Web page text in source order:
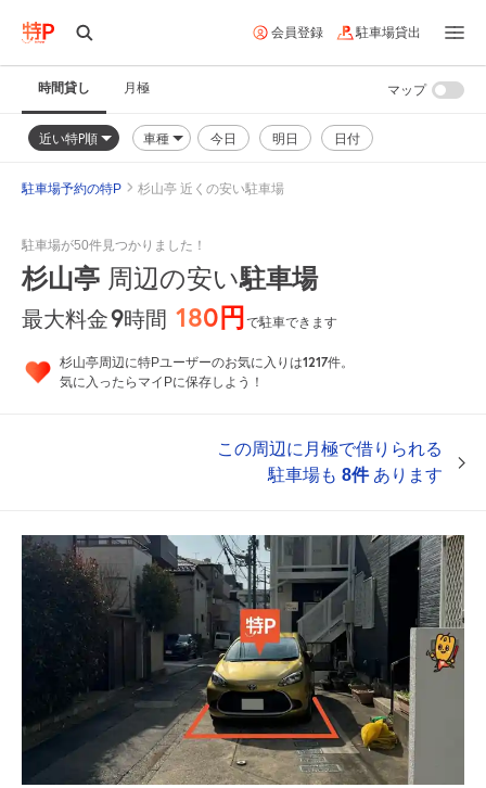
会員登録 駐車場貸出
時間貸し 月極
近い特P順 車種 今日 明日 日付
マップ
駐車場予約の特P 杉山亭 近くの安い駐車場
駐車場が50件見つかりました！
杉山亭 周辺の安い駐車場
最大料金9時間 180円で駐車できます
杉山亭周辺に特Pユーザーのお気に入りは1217件。
気に入ったらマイPに保存しよう！
この周辺に月極で借りられる
駐車場も 8件あります